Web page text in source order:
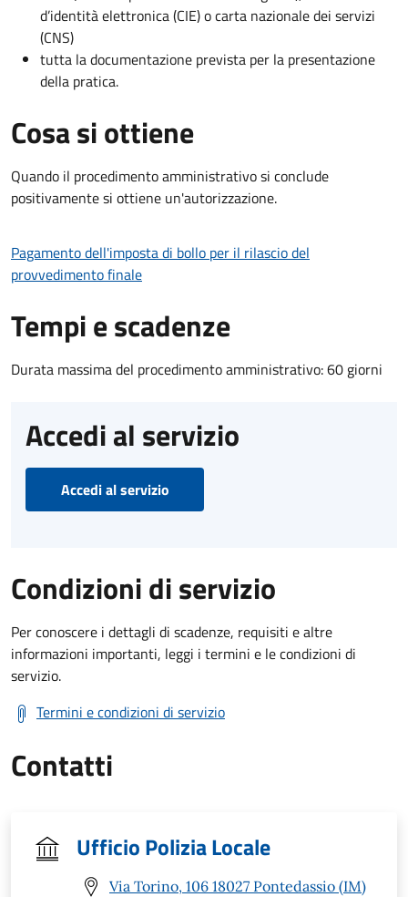
d’identità elettronica (CIE) o carta nazionale dei servizi
(CNS)
tutta la documentazione prevista per la presentazione
della pratica.
Cosa si ottiene
Quando il procedimento amministrativo si conclude
positivamente si ottiene un'autorizzazione.
Pagamento dell'imposta di bollo per il rilascio del
provvedimento finale
Tempi e scadenze
Durata massima del procedimento amministrativo: 60 giorni
Accedi al servizio
Accedi al servizio
Condizioni di servizio
Per conoscere i dettagli di scadenze, requisiti e altre
informazioni importanti, leggi i termini e le condizioni di
servizio.
Termini e condizioni di servizio
Contatti
Ufficio Polizia Locale
Via Torino, 106 18027 Pontedassio (IM)